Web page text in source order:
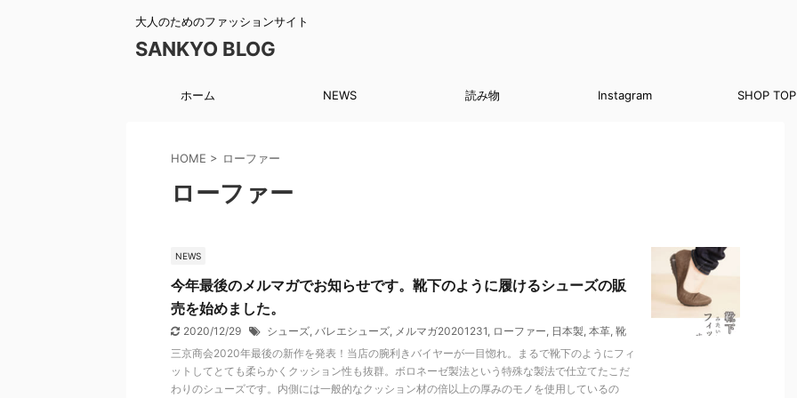
大人のためのファッションサイト
SANKYO BLOG
ホーム NEWS 読み物 Instagram SHOP TOP
HOME > ローファー
ローファー
NEWS
今年最後のメルマガでお知らせです。靴下のように履けるシューズの販
売を始めました。
2020/12/29 シューズ, バレエシューズ, メルマガ20201231, ローファー, 日本製, 本革, 靴
三京商会2020年最後の新作を発表！当店の腕利きバイヤーが一目惚れ。まるで靴下のようにフィ
ットしてとても柔らかくクッション性も抜群。ボロネーゼ製法という特殊な製法で仕立てたこだ
わりのシューズです。内側には一般的なクッション材の倍以上の厚みのモノを使用しているの